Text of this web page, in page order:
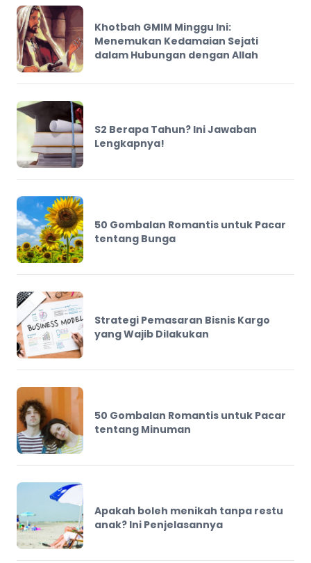
Khotbah GMIM Minggu Ini:
Menemukan Kedamaian Sejati
dalam Hubungan dengan Allah
S2 Berapa Tahun? Ini Jawaban
Lengkapnya!
50 Gombalan Romantis untuk Pacar
tentang Bunga
Strategi Pemasaran Bisnis Kargo
yang Wajib Dilakukan
50 Gombalan Romantis untuk Pacar
tentang Minuman
Apakah boleh menikah tanpa restu
anak? Ini Penjelasannya